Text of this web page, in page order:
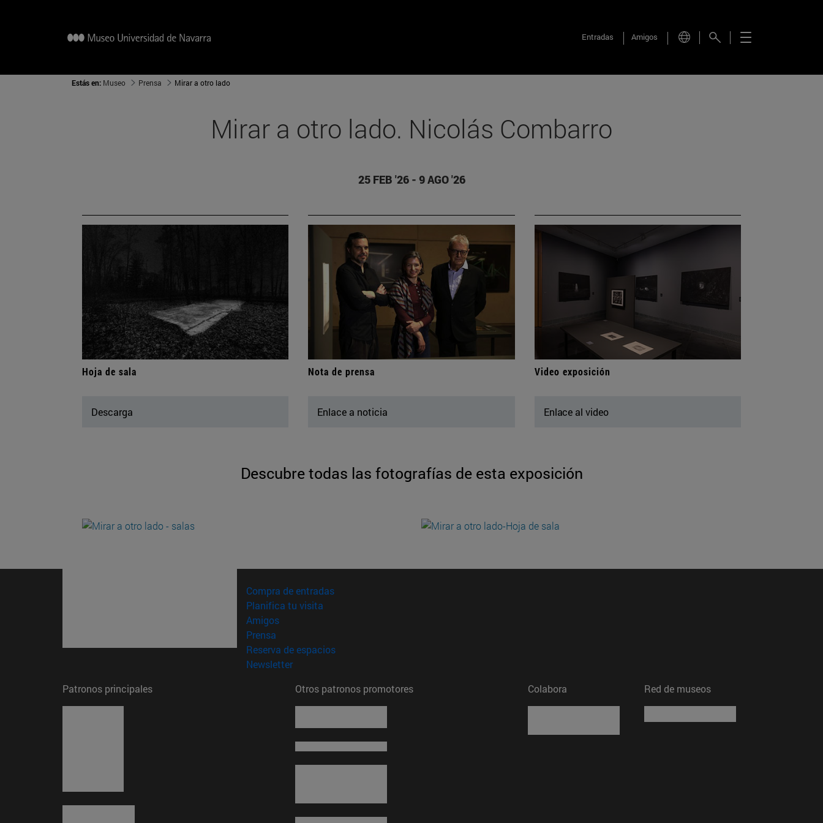
Entradas Amigos
Estás en: Museo Prensa Mirar a otro lado
Mirar a otro lado. Nicolás Combarro
25 FEB '26 - 9 AGO '26
Hoja de sala
Descarga
Nota de prensa
Enlace a noticia
Video exposición
Enlace al video
Descubre todas las fotografías de esta exposición
Compra de entradas(abre en nueva ventana)
Planifica tu visita
Amigos(abre en nueva ventana)
Prensa
Reserva de espacios(abre en nueva ventana)
Newsletter(abre en nueva ventana)
Patronos principales
Otros patronos promotores Colabora Red de museos